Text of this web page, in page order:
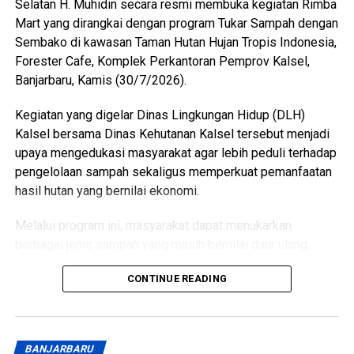
politik bagi masyarakat.
Sementara itu, Kapala Sub Bidang Fasilitasi, Kelembaban,
Pemerintahan, Perwakilan, Partai Politik, Badan
Kesbangpol Provinsi Kalsel, Harry Widiyatmoko
parpol tahun ini mengalami kenaikan dari Rp7.500 menjadi
Rp10.000 per suara perolehan Pemilu Legislatif 2024.
[adv/adpim]
Views: 16
Messenger 0 Twitter/X 0
Selatan H. Muhidin secara resmi membuka kegiatan Rimba
Mart yang dirangkai dengan program Tukar Sampah dengan
Sembako di kawasan Taman Hutan Hujan Tropis Indonesia,
Forester Cafe, Komplek Perkantoran Pemprov Kalsel,
Banjarbaru, Kamis (30/7/2026).
Kegiatan yang digelar Dinas Lingkungan Hidup (DLH)
Kalsel bersama Dinas Kehutanan Kalsel tersebut menjadi
upaya mengedukasi masyarakat agar lebih peduli terhadap
pengelolaan sampah sekaligus memperkuat pemanfaatan
hasil hutan yang bernilai ekonomi.
Melalui program ini, masyarakat dapat menukarkan
seperti kardus, kertas, koran, buku, botol dan gelas plastik,
aki bekas, rak telur, hingga minyak jelantah dengan paket
CONTINUE READING
BANJARBARU